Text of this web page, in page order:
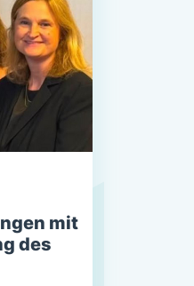
mit
des